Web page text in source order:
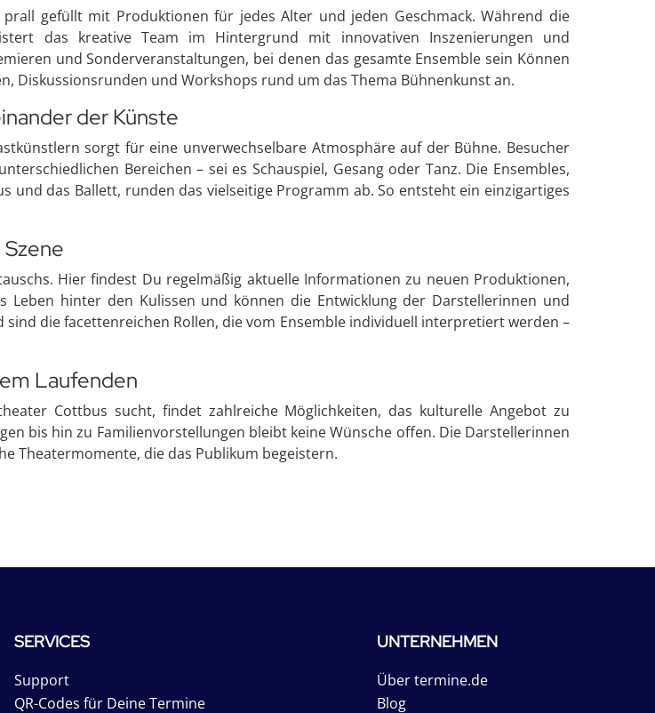
gefüllt mit Produktionen für jedes Alter und jeden Geschmack. Während die
das kreative Team im Hintergrund mit innovativen Inszenierungen und
und Sonderveranstaltungen, bei denen das gesamte Ensemble sein Können
Diskussionsrunden und Workshops rund um das Thema Bühnenkunst an.
der Künste
sorgt für eine unverwechselbare Atmosphäre auf der Bühne. Besucher
Bereichen – sei es Schauspiel, Gesang oder Tanz. Die Ensembles,
das Ballett, runden das vielseitige Programm ab. So entsteht ein einzigartiges
Hier findest Du regelmäßig aktuelle Informationen zu neuen Produktionen,
Leben hinter den Kulissen und können die Entwicklung der Darstellerinnen und
die facettenreichen Rollen, die vom Ensemble individuell interpretiert werden –
Laufenden
Cottbus sucht, findet zahlreiche Möglichkeiten, das kulturelle Angebot zu
bis hin zu Familienvorstellungen bleibt keine Wünsche offen. Die Darstellerinnen
Theatermomente, die das Publikum begeistern.
SERVICES
Support
QR-Codes für Deine Termine
UNTERNEHMEN
Über termine.de
Blog